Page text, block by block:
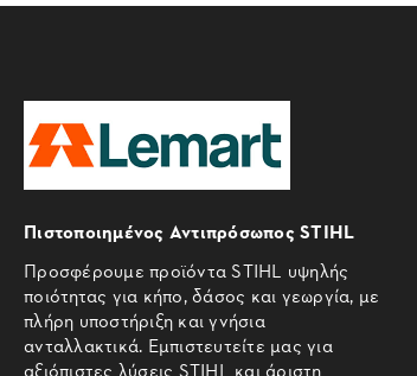
Πιστοποιημένος Αντιπρόσωπος STIHL
Προσφέρουμε προϊόντα STIHL υψηλής
ποιότητας για κήπο, δάσος και γεωργία, με
πλήρη υποστήριξη και γνήσια
ανταλλακτικά. Εμπιστευτείτε μας για
αξιόπιστες λύσεις STIHL και άριστη